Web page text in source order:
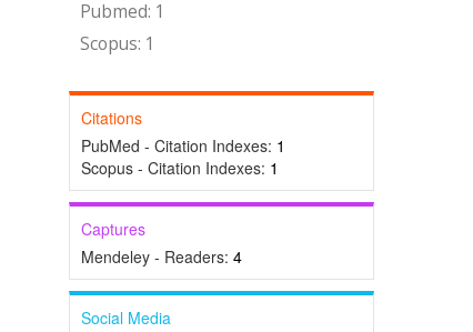
Pubmed: 1
Scopus: 1
Citations
PubMed - Citation Indexes: 1
Scopus - Citation Indexes: 1
Captures
Mendeley - Readers: 4
Social Media